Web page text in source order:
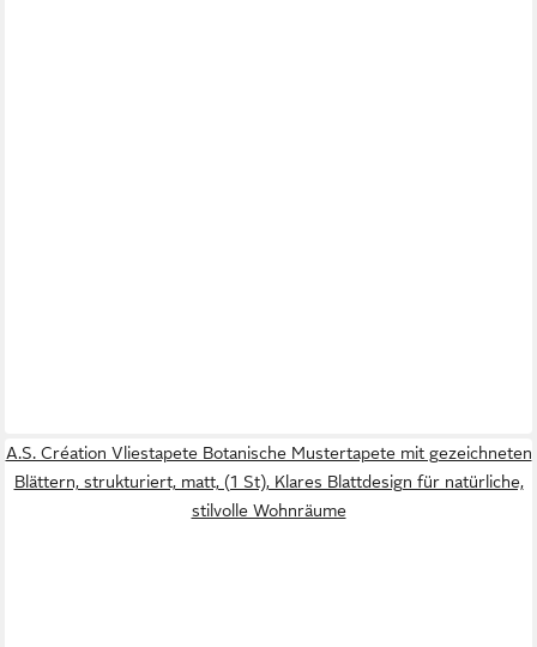
A.S. Création Vliestapete Botanische Mustertapete mit gezeichneten
Blättern, strukturiert, matt, (1 St), Klares Blattdesign für natürliche,
stilvolle Wohnräume